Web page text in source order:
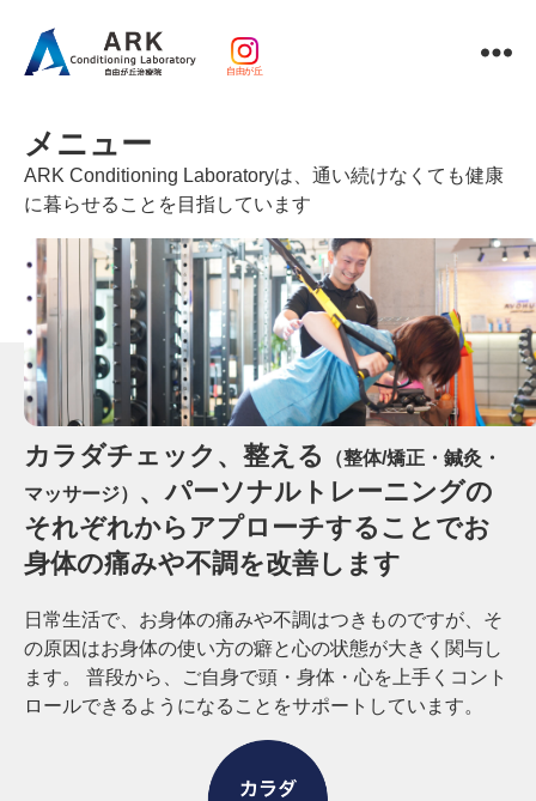
ソ
ナ
ル
ト
レ
ー
ニ
ン
グ
ｘ
整
体・
鍼
灸・
マ
ッ
サ
ジ
｜
治
療
家
自由が丘
メニュー
ARK Conditioning Laboratoryは、通い続けなくても健康
に暮らせることを目指しています
カラダチェック、整える
（整体/矯正・鍼灸・
マッサージ）
、パーソナルトレーニングの
それぞれからアプローチすることでお
身体の痛みや不調を改善します
日常生活で、お身体の痛みや不調はつきものですが、そ
の原因はお身体の使い方の癖と心の状態が大きく関与し
ます。
普段から、ご自身で頭・身体・心を上手くコント
ロールできるようになることをサポートしています。